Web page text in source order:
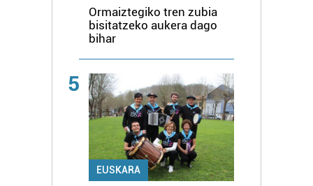
Ormaiztegiko tren zubia
bisitatzeko aukera dago
bihar
5
EUSKARA